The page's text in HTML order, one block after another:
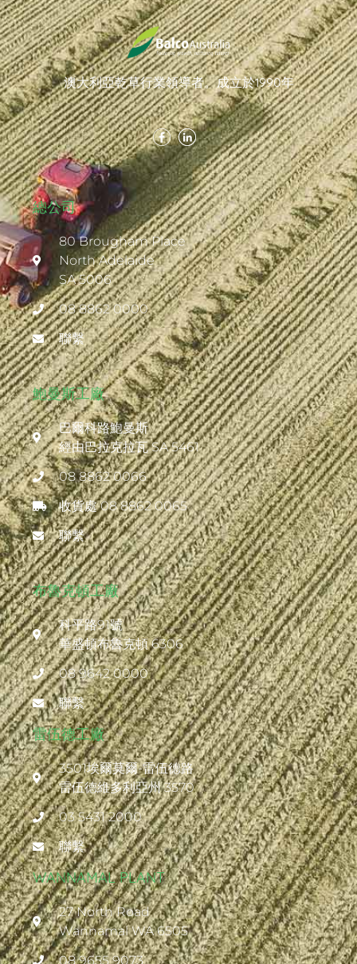
澳大利亞乾草行業領導者。成立於1990年
總公司
80 Brougham Place
North Adelaide
SA 5006
08 8862 0000
聯繫
鮑曼斯工廠
巴爾科路鮑曼斯
經由巴拉克拉瓦 SA 5461
08 8862 0066
收貨處 08 8862 0065
聯繫
布魯克頓工廠
科平路91號
華盛頓布魯克頓 6306
08 9642 0000
聯繫
雷伍德工廠
3501埃爾莫爾-雷伍德路
雷伍德維多利亞州 3570
03 5431 2000
聯繫
WANNAMAL PLANT
27 North Road
Wannamal WA 6505
08 9655 9073